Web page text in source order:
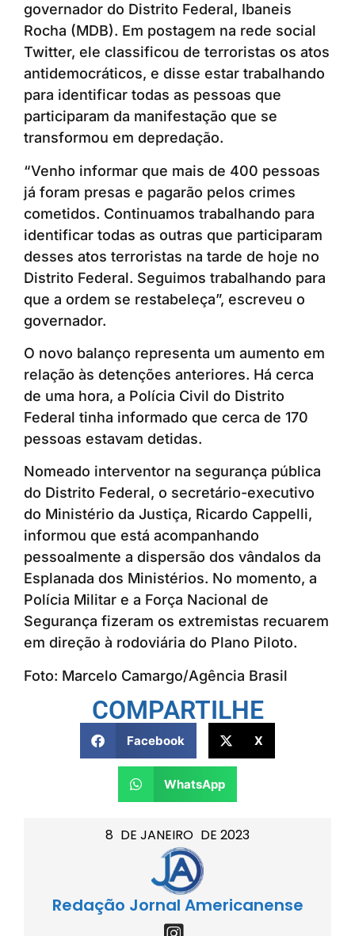
8 DE JANEIRO DE 2023
Redação Jornal Americanense
governador do Distrito Federal, Ibaneis
Rocha (MDB). Em postagem na rede social
Twitter, ele classificou de terroristas os atos
antidemocráticos, e disse estar trabalhando
para identificar todas as pessoas que
participaram da manifestação que se
transformou em depredação.
“Venho informar que mais de 400 pessoas
já foram presas e pagarão pelos crimes
cometidos. Continuamos trabalhando para
identificar todas as outras que participaram
desses atos terroristas na tarde de hoje no
Distrito Federal. Seguimos trabalhando para
que a ordem se restabeleça”, escreveu o
governador.
O novo balanço representa um aumento em
relação às detenções anteriores. Há cerca
de uma hora, a Polícia Civil do Distrito
Federal tinha informado que cerca de 170
pessoas estavam detidas.
Nomeado interventor na segurança pública
do Distrito Federal, o secretário-executivo
do Ministério da Justiça, Ricardo Cappelli,
informou que está acompanhando
pessoalmente a dispersão dos vândalos da
Esplanada dos Ministérios. No momento, a
Polícia Militar e a Força Nacional de
Segurança fizeram os extremistas recuarem
em direção à rodoviária do Plano Piloto.
Foto: Marcelo Camargo/Agência Brasil
COMPARTILHE
Facebook X
WhatsApp